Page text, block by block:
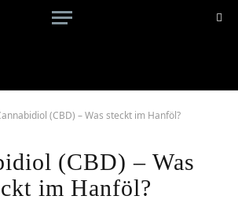
(CBD) – Was steckt im Hanföl?
(CBD) – Was
im Hanföl?